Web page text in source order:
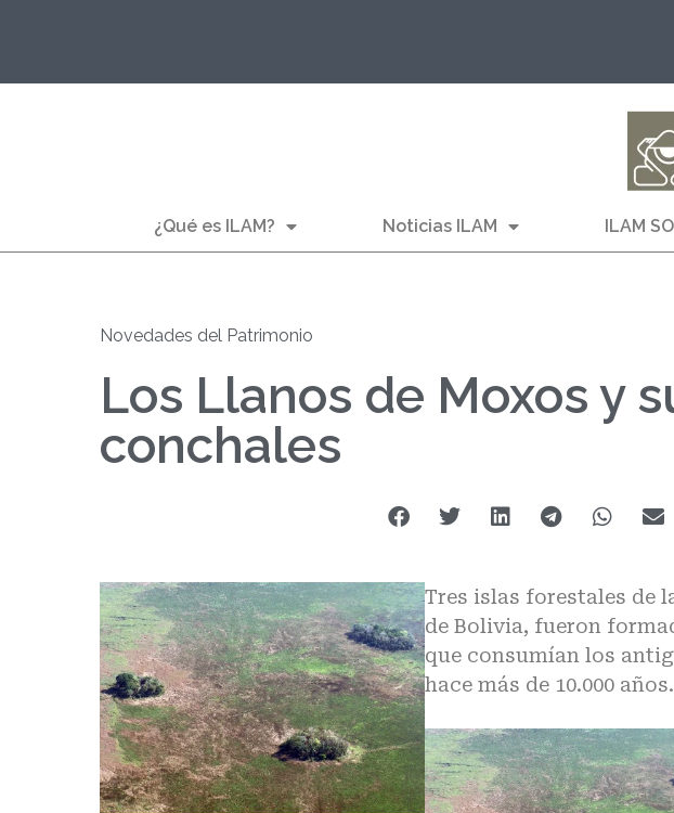
¿Qué es ILAM? Noticias ILAM ILAM
Novedades del Patrimonio
Los Llanos de Moxos y
conchales
Tres islas forestales de
de Bolivia, fueron
que consumían los
hace más de 10.000 años.